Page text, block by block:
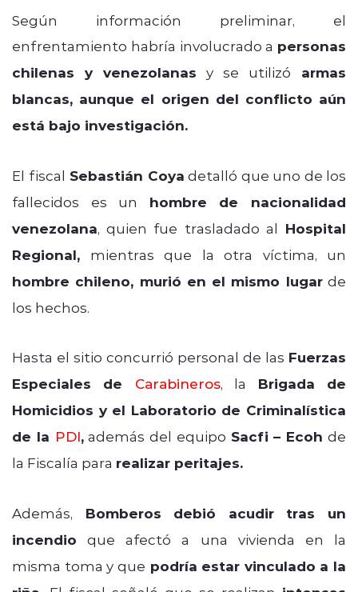
Según información preliminar, el
enfrentamiento habría involucrado a personas
chilenas y venezolanas y se utilizó armas
blancas, aunque el origen del conflicto aún
está bajo investigación.
El fiscal Sebastián Coya detalló que uno de los
fallecidos es un hombre de nacionalidad
venezolana, quien fue trasladado al Hospital
Regional, mientras que la otra víctima, un
hombre chileno, murió en el mismo lugarde
los hechos.
Hasta el sitio concurrió personal de las Fuerzas
Especiales de Carabineros, la Brigada de
Homicidios y el Laboratorio de Criminalística
de la PDI,además del equipo Sacfi – Ecoh de
la Fiscalía para realizar peritajes.
Además, Bomberos debió acudir tras un
incendio que afectó a una vivienda en la
misma toma y que podría estar vinculado a la